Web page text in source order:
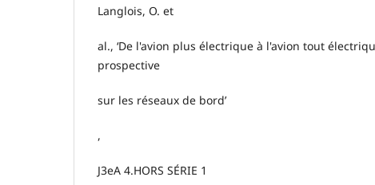
Langlois, O. et
al., ‘De l'avion plus électrique à l'avion tout
prospective
sur les réseaux de bord’
,
J3eA 4.HORS SÉRIE 1